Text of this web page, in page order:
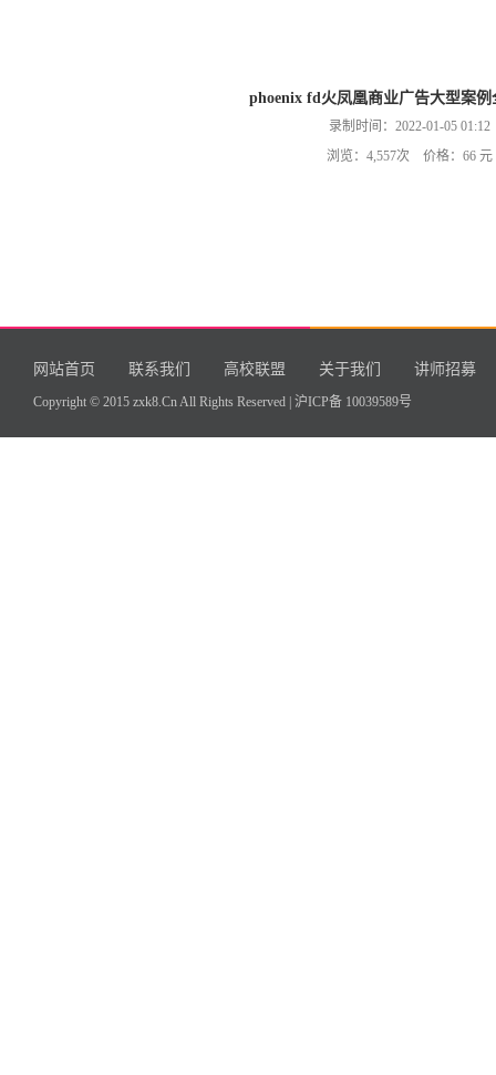
phoenix fd火凤凰商业广告大型案
录制时间：2022-01-05 01:12
浏览：4,557次 价格：66 元
网站首页 联系我们 高校联盟 关于我们 讲师招募
Copyright © 2015 zxk8.Cn All Rights Reserved | 沪ICP备 10039589号